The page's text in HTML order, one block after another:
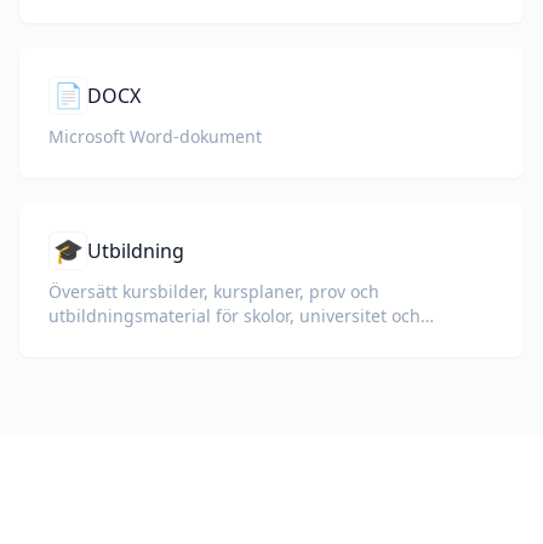
📄 DOCX
Microsoft Word-dokument
🎓 Utbildning
Översätt kursbilder, kursplaner, prov och
utbildningsmaterial för skolor, universitet och